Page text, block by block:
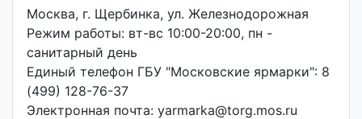
Москва, г. Щербинка, ул. Железнодорожная
Режим работы: вт-вс 10:00-20:00, пн -
санитарный день
Единый телефон ГБУ "Московские ярмарки": 8
(499) 128-76-37
Электронная почта: yarmarka@torg.mos.ru